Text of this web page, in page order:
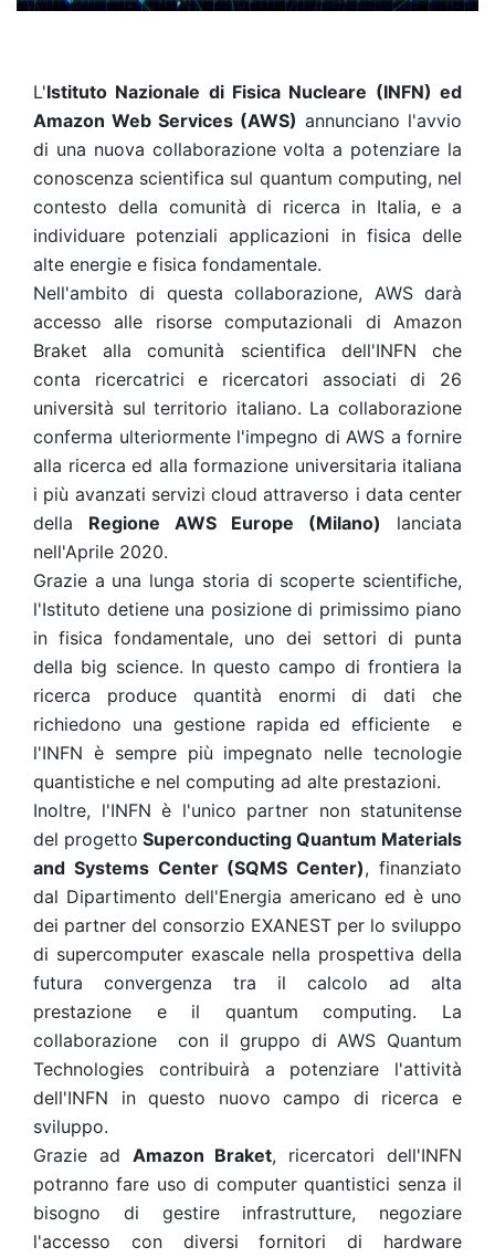
L'Istituto Nazionale di Fisica Nucleare (INFN) ed
Amazon Web Services (AWS) annunciano l'avvio
di una nuova collaborazione volta a potenziare la
conoscenza scientifica sul quantum computing, nel
contesto della comunità di ricerca in Italia, e a
individuare potenziali applicazioni in fisica delle
alte energie e fisica fondamentale.
Nell'ambito di questa collaborazione, AWS darà
accesso alle risorse computazionali di Amazon
Braket alla comunità scientifica dell'INFN che
conta ricercatrici e ricercatori associati di 26
università sul territorio italiano. La collaborazione
conferma ulteriormente l'impegno di AWS a fornire
alla ricerca ed alla formazione universitaria italiana
i più avanzati servizi cloud attraverso i data center
della Regione AWS Europe (Milano) lanciata
nell'Aprile 2020.
Grazie a una lunga storia di scoperte scientifiche,
l'Istituto detiene una posizione di primissimo piano
in fisica fondamentale, uno dei settori di punta
della big science. In questo campo di frontiera la
ricerca produce quantità enormi di dati che
richiedono una gestione rapida ed efficiente e
l'INFN è sempre più impegnato nelle tecnologie
quantistiche e nel computing ad alte prestazioni.
Inoltre, l'INFN è l'unico partner non statunitense
del progetto Superconducting Quantum Materials
and Systems Center (SQMS Center), finanziato
dal Dipartimento dell'Energia americano ed è uno
dei partner del consorzio EXANEST per lo sviluppo
di supercomputer exascale nella prospettiva della
futura convergenza tra il calcolo ad alta
prestazione e il quantum computing. La
collaborazione con il gruppo di AWS Quantum
Technologies contribuirà a potenziare l'attività
dell'INFN in questo nuovo campo di ricerca e
sviluppo.
Grazie ad Amazon Braket, ricercatori dell'INFN
potranno fare uso di computer quantistici senza il
bisogno di gestire infrastrutture, negoziare
l'accesso con diversi fornitori di hardware